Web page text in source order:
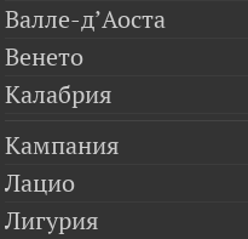
Валле-д’Аоста
Венето
Калабрия
Кампания
Лацио
Лигурия